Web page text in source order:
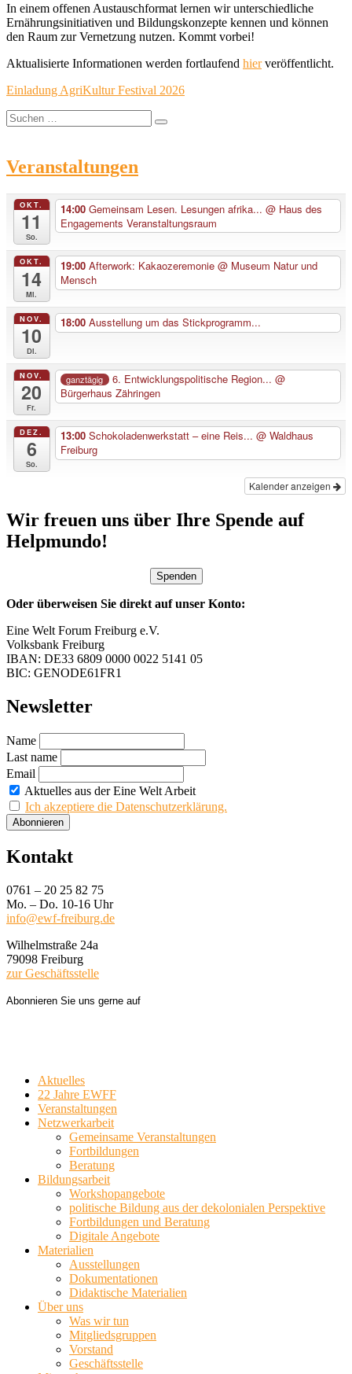
In einem offenen Austauschformat lernen wir unterschiedliche
Ernährungsinitiativen und Bildungskonzepte kennen und können
den Raum zur Vernetzung nutzen. Kommt vorbei!
Aktualisierte Informationen werden fortlaufend hierveröffentlicht.
Einladung AgriKultur Festival 2026
Suche
nach:
Suchen
Veranstaltungen
OKT.
11
So.
14:00 Gemeinsam Lesen. Lesungen afrika... @ Haus des
Engagements Veranstaltungsraum
OKT.
14
Mi.
19:00 Afterwork: Kakaozeremonie @ Museum Natur und
Mensch
NOV.
10
Di.
18:00 Ausstellung um das Stickprogramm...
NOV.
20
Fr.
ganztägig 6. Entwicklungspolitische Region...@
Bürgerhaus Zähringen
DEZ.
6
So.
13:00 Schokoladenwerkstatt – eine Reis... @ Waldhaus
Freiburg
Kalender anzeigen
Wir freuen uns über Ihre Spende auf
Helpmundo!
Spenden
Oder überweisen Sie direkt auf unser Konto:
Eine Welt Forum Freiburg e.V.
Volksbank Freiburg
IBAN: DE33 6809 0000 0022 5141 05
BIC: GENODE61FR1
Newsletter
Name
Last name
Email
Aktuelles aus der Eine Welt Arbeit
Ich akzeptiere die Datenschutzerklärung.
Kontakt
0761 – 20 25 82 75
Mo. – Do. 10-16 Uhr
info@ewf-freiburg.de
Wilhelmstraße 24a
79098 Freiburg
zur Geschäftsstelle
Abonnieren Sie uns gerne auf
Aktuelles
22 Jahre EWFF
Veranstaltungen
Netzwerkarbeit
Gemeinsame Veranstaltungen
Fortbildungen
Beratung
Bildungsarbeit
Workshopangebote
politische Bildung aus der dekolonialen Perspektive
Fortbildungen und Beratung
Digitale Angebote
Materialien
Ausstellungen
Dokumentationen
Didaktische Materialien
Über uns
Was wir tun
Mitgliedsgruppen
Vorstand
Geschäftsstelle